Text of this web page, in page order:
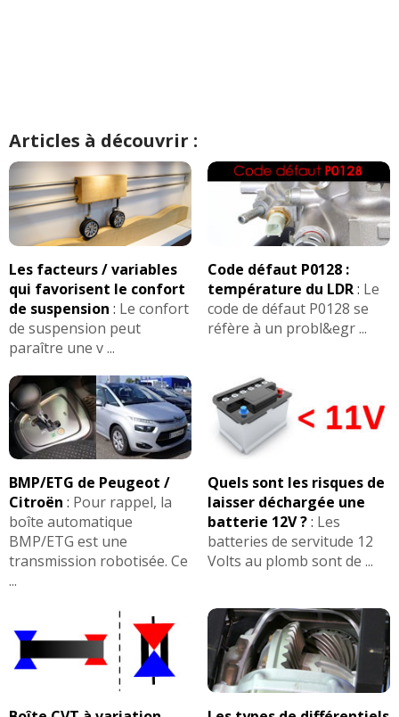
Articles à découvrir :
Les facteurs / variables
qui favorisent le confort
de suspension : Le confort
de suspension peut
paraître une v ...
Code défaut P0128 :
température du LDR: Le
code de défaut P0128 se
réfère à un probl&egr ...
BMP/ETG de Peugeot /
Citroën : Pour rappel, la
boîte automatique
BMP/ETG est une
transmission robotisée. Ce
...
Quels sont les risques de
laisser déchargée une
batterie 12V ?: Les
batteries de servitude 12
Volts au plomb sont de ...